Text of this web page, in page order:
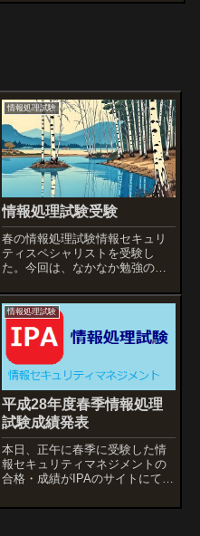
情報処理試験
情報処理試験受験
春の情報処理試験情報セキュリ
ティスペシャリストを受験し
た。今回は、なかなか勉強の時
ずまったく勉強せずに受験する
ことになった。結果、やはり午
後Ⅰが全くできなかった…い
や、午前Ⅱすら危ないかも…と
りあえず、明日の午前...
情報処理試験
平成28年度春季情報処理
試験成績発表
本日、正午に春季に受験した情
報セキュリティマネジメントの
合格・成績がIPAのサイトにて発
できました。やっぱりうれしい